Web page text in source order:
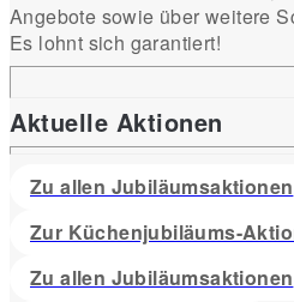
Angebote sowie über weitere
Es lohnt sich garantiert!
Aktuelle Aktionen
Zu allen Jubiläumsaktionen
Zur Küchenjubiläums-
Zu allen Jubiläumsaktionen